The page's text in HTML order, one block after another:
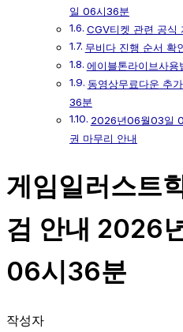
일 06시36분
CGV티켓 관련 공식
무비다 진행 순서
에이블톤라이브사용
동영상무료다운 추
36분
2026년06월03일
권 마무리 안내
게임일러스트
검 안내 2026
06시36분
작성자